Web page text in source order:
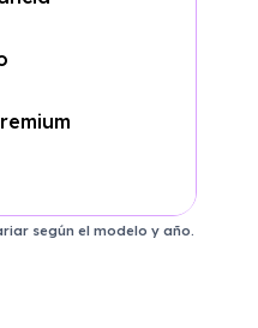
según el modelo y año.